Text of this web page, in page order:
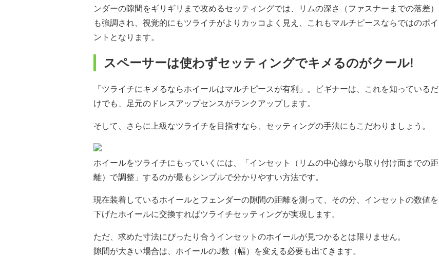
ンダーの隙間をギリギリまで攻めるセッティングでは、リムの深さ（ファスナーまでの落差）
も強調され、視覚的にもツライチがよりカッコよく⾒え、これもマルチピースならではのポイ
ントとなります。
スペーサーは使わずセッティングでキメるのがクール!
「ツライチにキメるならホイールはマルチピースが有利」。ビギナーは、これを知っているだ
けでも、足元のドレスアップセンスがランクアップします。
そして、さらに上級なツライチを目指すなら、セッティングの手法にもこだわりましょう。
ホイールをツライチにもっていくには、「インセット（リムの中心線から取り付け面までの距
離）で調整」するのが最もシンプルで分かりやすい方法です。
現在装着しているホイールとフェンダーの隙間の距離を測って、その分、インセットの数値を
下げたホイールに交換すればツライチセッティングが実現します。
ただ、求めた寸法にぴったり合うインセットのホイールが見つかるとは限りません。
隙間が大きい場合は、ホイールのJ数（幅）を変える必要も出てきます。